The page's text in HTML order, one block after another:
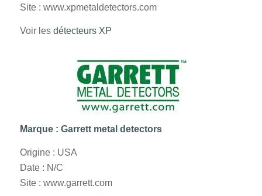
Site : www.xpmetaldetectors.com
Voir les détecteurs XP
Marque : Garrett metal detectors
Origine : USA
Date : N/C
Site : www.garrett.com